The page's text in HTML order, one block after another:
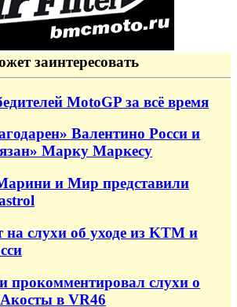
заинтересовать
MotoGP за всё время
Валентино Росси и
Марку Маркесу
и Мир представили
на слухи об уходе из KTM и
прокомментировал слухи о
в VR46